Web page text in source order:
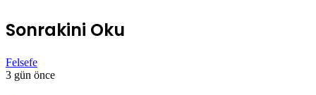
Sonrakini Oku
Felsefe
3 gün önce